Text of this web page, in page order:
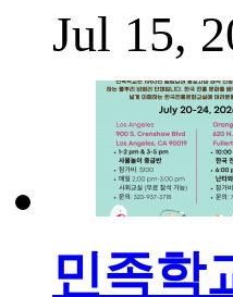
Jul 15,
민족학